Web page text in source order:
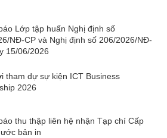
Lớp tập huấn Nghị định số
NĐ-CP và Nghị định số 206/2026/NĐ-
15/06/2026
tham dự sự kiện ICT Business
2026
thu thập liên hệ nhận Tạp chí Cấp
bản in